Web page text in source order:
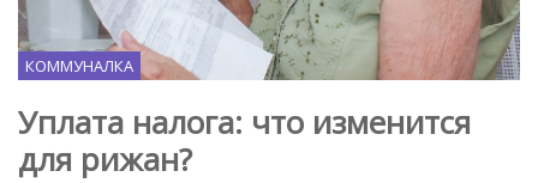
КОММУНАЛКА
Уплата налога: что изменится
для рижан?